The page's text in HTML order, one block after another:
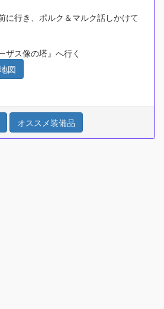
に行き、ポルク＆マルク話しかけて
ザス像の塔』へ行く
図
オススメ装備品